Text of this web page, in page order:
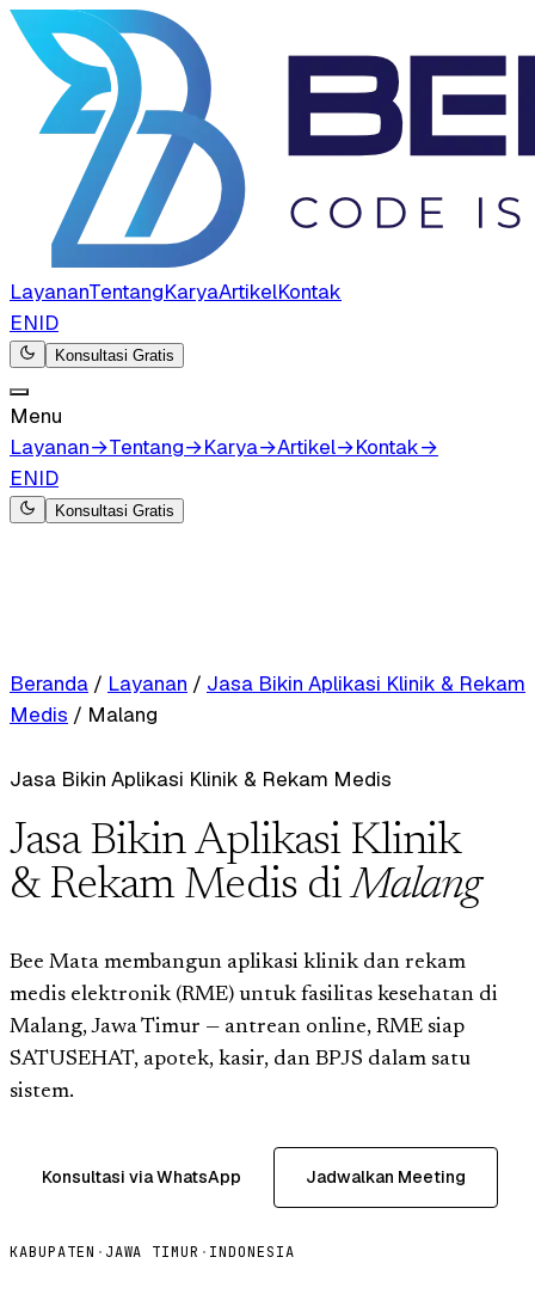
LayananTentangKaryaArtikelKontak
ENID
Konsultasi Gratis
Menu
Layanan→Tentang→Karya→Artikel→Kontak→
ENID
Konsultasi Gratis
Beranda / Layanan / Jasa Bikin Aplikasi Klinik & Rekam
Medis / Malang
Jasa Bikin Aplikasi Klinik & Rekam Medis
Jasa Bikin Aplikasi Klinik
& Rekam Medis diMalang
Bee Mata membangun aplikasi klinik dan rekam
medis elektronik (RME) untuk fasilitas kesehatan di
Malang, Jawa Timur — antrean online, RME siap
SATUSEHAT, apotek, kasir, dan BPJS dalam satu
sistem.
Konsultasi via WhatsApp Jadwalkan Meeting
KABUPATEN · JAWA TIMUR · INDONESIA